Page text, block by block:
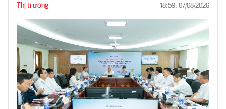
Thị trường 18:59, 07/08/2026